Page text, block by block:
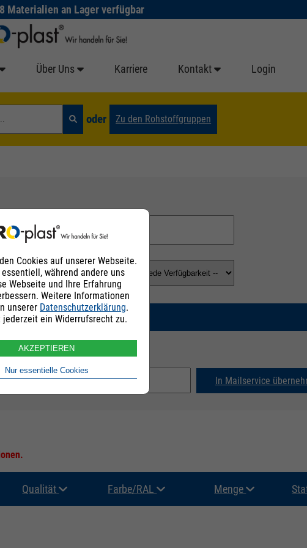
Materialien an Lager verfügbar
Über Uns Karriere Kontakt Login
oder Zu den Rohstoffgruppen
SUCHEN
In Mailservice
Qualität Farbe/RAL Menge
Cookies auf unserer Webseite.
während andere uns
Webseite und Ihre Erfahrung
Weitere Informationen
unserer Datenschutzerklärung.
jederzeit ein Widerrufsrecht zu.
AKZEPTIEREN
Nur essentielle Cookies